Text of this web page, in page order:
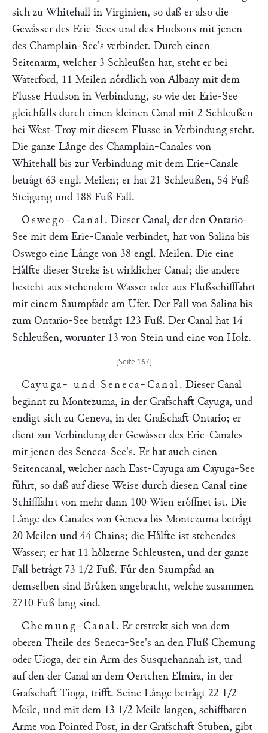
sich zu Whitehall in Virginien, so daß er also die
Gewaͤsser des Erie-Sees und des Hudsons mit jenen
des Champlain-See's verbindet. Durch einen
Seitenarm, welcher 3 Schleußen hat, steht er bei
Waterford, 11 Meilen noͤrdlich von Albany mit dem
Flusse Hudson in Verbindung, so wie der Erie-See
gleichfalls durch einen kleinen Canal mit 2 Schleußen
bei West-Troy mit diesem Flusse in Verbindung steht.
Die ganze Laͤnge des Champlain-Canales von
Whitehall bis zur Verbindung mit dem Erie-Canale
betraͤgt 63 engl. Meilen; er hat 21 Schleußen, 54 Fuß
Steigung und 188 Fuß Fall.
Oswego-Canal . Dieser Canal, der den Ontario-
See mit dem Erie-Canale verbindet, hat von Salina bis
Oswego eine Laͤnge von 38 engl. Meilen. Die eine
Haͤlfte dieser Streke ist wirklicher Canal; die andere
besteht aus stehendem Wasser oder aus Flußschifffahrt
mit einem Saumpfade am Ufer. Der Fall von Salina bis
zum Ontario-See betraͤgt 123 Fuß. Der Canal hat 14
Schleußen, worunter 13 von Stein und eine von Holz.
Cayuga- und Seneca-Canal . Dieser Canal
beginnt zu Montezuma, in der Grafschaft Cayuga, und
endigt sich zu Geneva, in der Grafschaft Ontario; er
dient zur Verbindung der Gewaͤsser des Erie-Canales
mit jenen des Seneca-See's. Er hat auch einen
Seitencanal, welcher nach East-Cayuga am Cayuga-See
fuͤhrt, so daß auf diese Weise durch diesen Canal eine
Schifffahrt von mehr dann 100 Wien eroͤffnet ist. Die
Laͤnge des Canales von Geneva bis Montezuma betraͤgt
20 Meilen und 44 Chains; die Haͤlfte ist stehendes
Wasser; er hat 11 hoͤlzerne Schleusten, und der ganze
Fall betraͤgt 73 1/2 Fuß. Fuͤr den Saumpfad an
demselben sind Bruͤken angebracht, welche zusammen
2710 Fuß lang sind.
Chemung-Canal . Er erstrekt sich von dem
oberen Theile des Seneca-See's an den Fluß Chemung
oder Uioga, der ein Arm des Susquehannah ist, und
auf den der Canal an dem Oertchen Elmira, in der
Grafschaft Tioga, trifft. Seine Laͤnge betraͤgt 22 1/2
Meile, und mit dem 13 1/2 Meile langen, schiffbaren
Arme von Pointed Post, in der Grafschaft Stuben, gibt